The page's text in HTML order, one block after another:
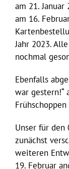
am 21.
am 16.
Jahr 2023.
nochmal
Ebenfalls
war gestern!“
Frühschoppen
Unser für den
zunächst
weiteren
19. Februar